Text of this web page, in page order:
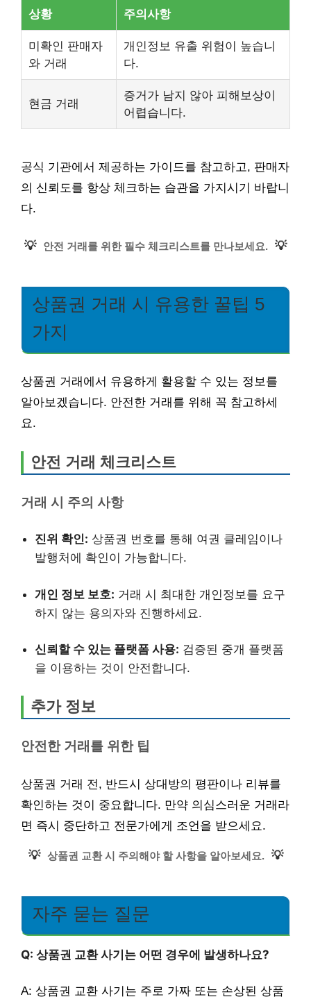
상황 주의사항
미확인 판매자
와 거래
개인정보 유출 위험이 높습니
다.
현금 거래
증거가 남지 않아 피해보상이
어렵습니다.
공식 기관에서 제공하는 가이드를 참고하고, 판매자
의 신뢰도를 항상 체크하는 습관을 가지시기 바랍니
다.
💡 안전 거래를 위한 필수 체크리스트를 만나보세요. 💡
상품권 거래 시 유용한 꿀팁 5
가지
상품권 거래에서 유용하게 활용할 수 있는 정보를
알아보겠습니다. 안전한 거래를 위해 꼭 참고하세
요.
안전 거래 체크리스트
거래 시 주의 사항
진위 확인: 상품권 번호를 통해 여권 클레임이나
발행처에 확인이 가능합니다.
개인 정보 보호: 거래 시 최대한 개인정보를 요구
하지 않는 용의자와 진행하세요.
신뢰할 수 있는 플랫폼 사용: 검증된 중개 플랫폼
을 이용하는 것이 안전합니다.
추가 정보
안전한 거래를 위한 팁
상품권 거래 전, 반드시 상대방의 평판이나 리뷰를
확인하는 것이 중요합니다. 만약 의심스러운 거래라
면 즉시 중단하고 전문가에게 조언을 받으세요.
💡 상품권 교환 시 주의해야 할 사항을 알아보세요. 💡
자주 묻는 질문
Q: 상품권 교환 사기는 어떤 경우에 발생하나요?
A: 상품권 교환 사기는 주로 가짜 또는 손상된 상품